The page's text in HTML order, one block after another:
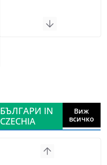
БЪЛГАРИ IN
CZECHIA
Виж
всичко